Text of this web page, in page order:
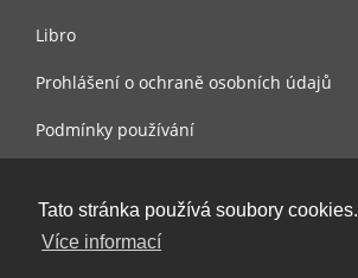
Tato stránka používá soubory cookies.
Více informací
Libro
Prohlášení o ochraně osobních údajů
Podmínky používání